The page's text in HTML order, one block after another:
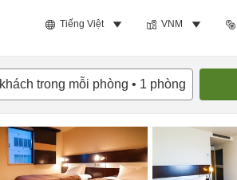
Tiếng Việt VNM
khách trong mỗi phòng • 1 phòng